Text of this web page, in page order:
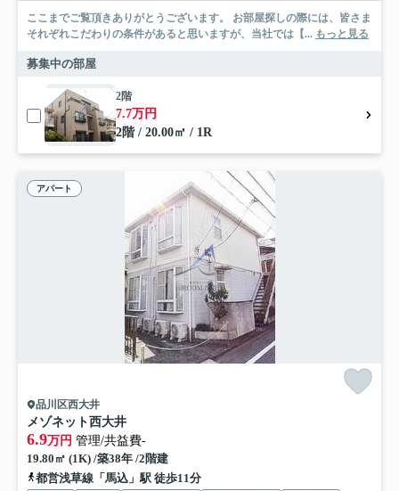
ここまでご覧頂きありがとうございます。 お部屋探しの際には、皆さま
それぞれこだわりの条件があると思いますが、当社では【... もっと見る
募集中の部屋
2階
7.7万円
2階 / 20.00㎡ / 1R
アパート
品川区西大井
メゾネット西大井
6.9万円 管理/共益費-
19.80㎡ (1K) /築38年 /2階建
都営浅草線「馬込」駅 徒歩11分